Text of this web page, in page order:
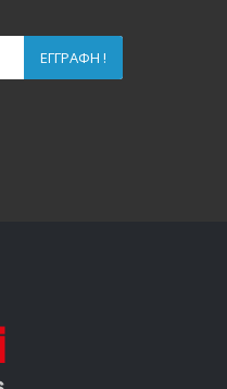
ΕΓΓΡΑΦΉ !